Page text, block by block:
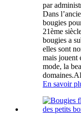
par
Dans
bougies
21ème
bougies a
elles sont
mais jouent
mode, la
En savoir